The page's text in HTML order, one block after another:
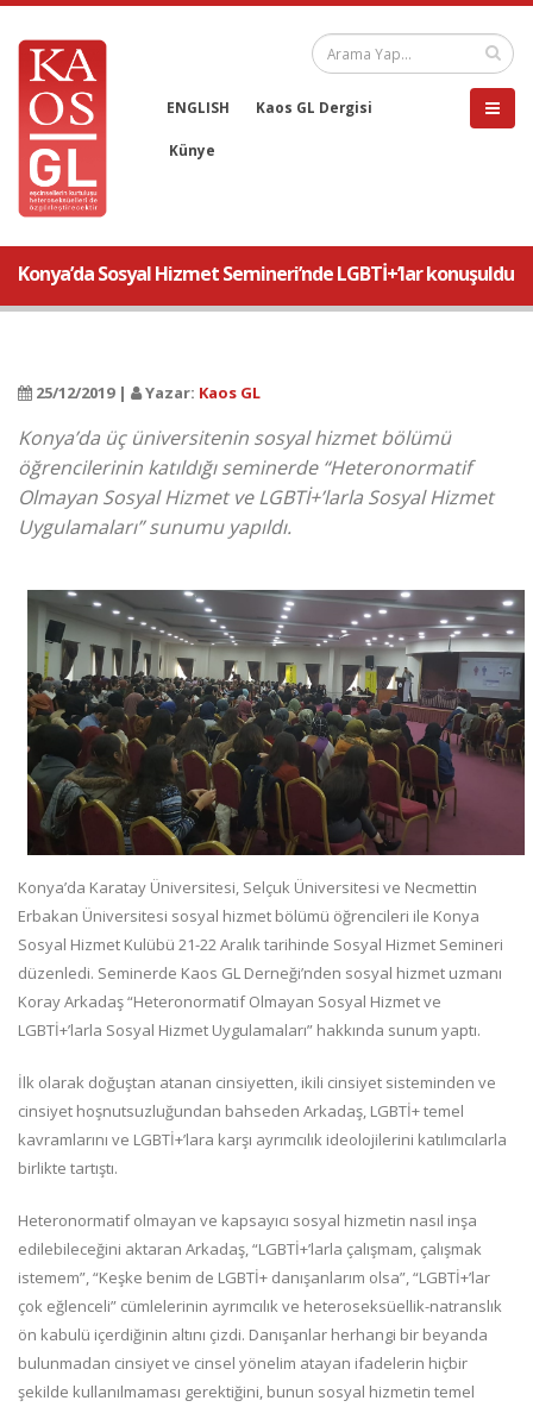
ENGLISH Kaos GL Dergisi
Künye
Konya’da Sosyal Hizmet Semineri’nde LGBTİ+’lar konuşuldu
25/12/2019 | Yazar: Kaos GL
Konya’da üç üniversitenin sosyal hizmet bölümü
öğrencilerinin katıldığı seminerde “Heteronormatif
Olmayan Sosyal Hizmet ve LGBTİ+’larla Sosyal Hizmet
Uygulamaları” sunumu yapıldı.
Konya’da Karatay Üniversitesi, Selçuk Üniversitesi ve Necmettin
Erbakan Üniversitesi sosyal hizmet bölümü öğrencileri ile Konya
Sosyal Hizmet Kulübü 21-22 Aralık tarihinde Sosyal Hizmet Semineri
düzenledi. Seminerde Kaos GL Derneği’nden sosyal hizmet uzmanı
Koray Arkadaş “Heteronormatif Olmayan Sosyal Hizmet ve
LGBTİ+’larla Sosyal Hizmet Uygulamaları” hakkında sunum yaptı.
İlk olarak doğuştan atanan cinsiyetten, ikili cinsiyet sisteminden ve
cinsiyet hoşnutsuzluğundan bahseden Arkadaş, LGBTİ+ temel
kavramlarını ve LGBTİ+’lara karşı ayrımcılık ideolojilerini katılımcılarla
birlikte tartıştı.
Heteronormatif olmayan ve kapsayıcı sosyal hizmetin nasıl inşa
edilebileceğini aktaran Arkadaş, “LGBTİ+’larla çalışmam, çalışmak
istemem”, “Keşke benim de LGBTİ+ danışanlarım olsa”, “LGBTİ+’lar
çok eğlenceli” cümlelerinin ayrımcılık ve heteroseksüellik-natranslık
ön kabulü içerdiğinin altını çizdi. Danışanlar herhangi bir beyanda
bulunmadan cinsiyet ve cinsel yönelim atayan ifadelerin hiçbir
şekilde kullanılmaması gerektiğini, bunun sosyal hizmetin temel